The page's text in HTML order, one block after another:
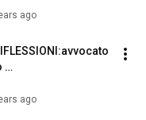
ago
dei fini: la
ago